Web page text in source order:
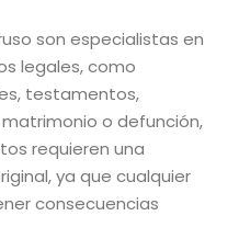
son especialistas en
legales, como
testamentos,
o defunción,
requieren una
ya que cualquier
consecuencias